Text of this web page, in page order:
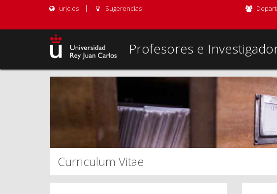
urjc.es Sugerencias
Profesores e
Curriculum Vitae